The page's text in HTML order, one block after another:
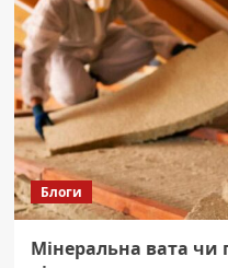
Блоги
Мінеральна вата чи